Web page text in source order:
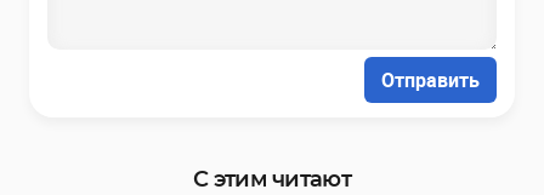
Отправить
С этим читают